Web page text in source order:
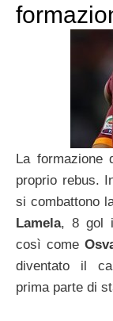
La formazione
proprio rebus.
si combattono
Lamela, 8 gol
così come
diventato il
prima parte di